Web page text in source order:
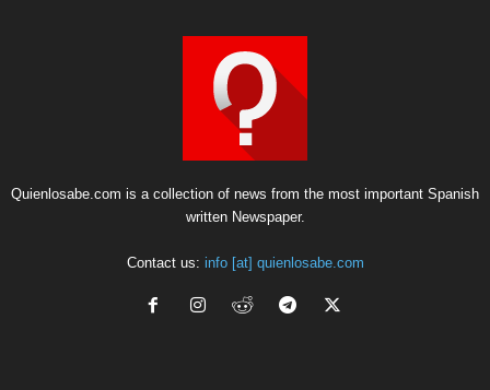
Quienlosabe.com is a collection of news from the most important Spanish
written Newspaper.
Contact us: info [at] quienlosabe.com